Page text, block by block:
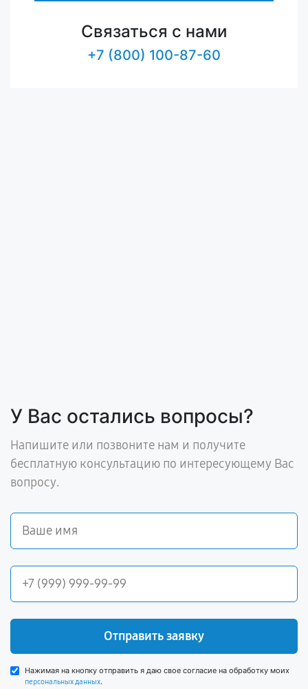
Связаться с нами
+7 (800) 100-87-60
У Вас остались вопросы?
Напишите или позвоните нам и получите
бесплатную консультацию по интересующему Вас
вопросу.
Отправить заявку
Нажимая на кнопку отправить я даю свое согласие на обработку моих
персональных данных.